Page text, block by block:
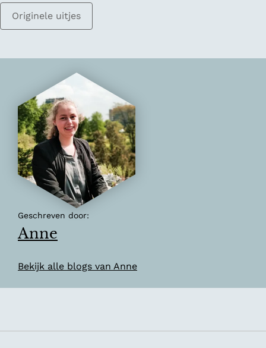
Originele uitjes
Geschreven door:
Anne
Bekijk alle blogs van Anne